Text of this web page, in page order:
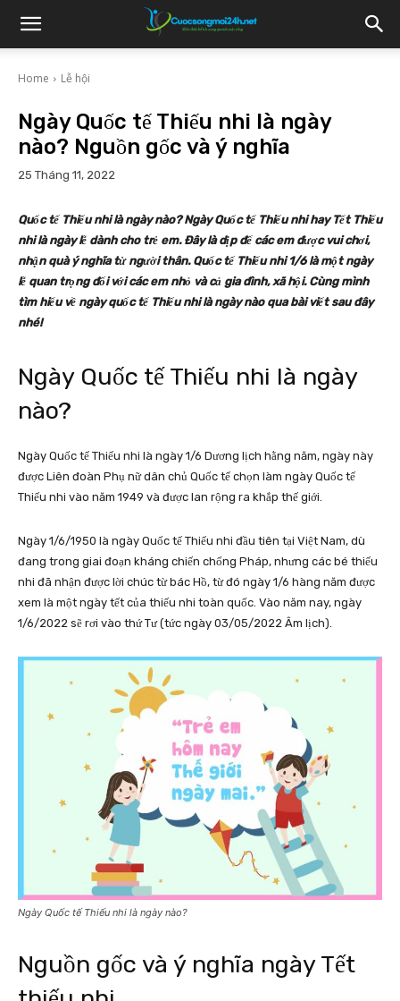
Home Lễ hội
Ngày Quốc tế Thiếu nhi là ngày
nào? Nguồn gốc và ý nghĩa
25 Tháng 11, 2022
Quốc tế Thiếu nhi là ngày nào? Ngày Quốc tế Thiếu nhi hay Tết Thiếu
nhi là ngày lễ dành cho trẻ em. Đây là dịp để các em được vui chơi,
nhận quà ý nghĩa từ người thân. Quốc tế Thiếu nhi 1/6 là một ngày
lễ quan trọng đối với các em nhỏ và cả gia đình, xã hội. Cùng mình
tìm hiểu về ngày quốc tế Thiếu nhi là ngày nào qua bài viết sau đây
nhé!
Ngày Quốc tế Thiếu nhi là ngày
nào?
Ngày Quốc tế Thiếu nhi là ngày 1/6 Dương lịch hằng năm, ngày này
được Liên đoàn Phụ nữ dân chủ Quốc tế chọn làm ngày Quốc tế
Thiếu nhi vào năm 1949 và được lan rộng ra khắp thế giới.
Ngày 1/6/1950 là ngày Quốc tế Thiếu nhi đầu tiên tại Việt Nam, dù
đang trong giai đoạn kháng chiến chống Pháp, nhưng các bé thiếu
nhi đã nhận được lời chúc từ bác Hồ, từ đó ngày 1/6 hàng năm được
xem là một ngày tết của thiếu nhi toàn quốc. Vào năm nay, ngày
1/6/2022 sẽ rơi vào thứ Tư (tức ngày 03/05/2022 Âm lịch).
Ngày Quốc tế Thiếu nhi là ngày nào?
Nguồn gốc và ý nghĩa ngày Tết